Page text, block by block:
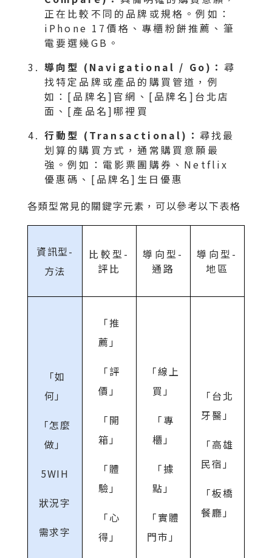
正在比較不同的品牌或規格。例如：
iPhone 17價格、專櫃粉餅推薦、筆
電要選幾GB。
導向型 (Navigational / Go)： 尋
找特定品牌或產品的購買管道，例
如：[品牌名]官網、[品牌名]台北店
面、[產品名]哪裡買
行動型 (Transactional)： 尋找最
划算的購買方式，通常購買意願最
強。例如：電影票團購券、Netflix
優惠碼、[品牌名]生日優惠
各類型常見的關鍵字元素，可以參考以下表格
資訊型-
方法
比較型-
評比
導向型-
通路
導向型-
地區
「如
何」
「怎麼
做」
5WIH
狀況字
需求字
「推
薦」
「評
價」
「開
箱」
「體
驗」
「心
得」
「線上
買」
「專
櫃」
「據
點」
「實體
門市」
「台北
牙醫」
「高雄
民宿」
「板橋
餐廳」